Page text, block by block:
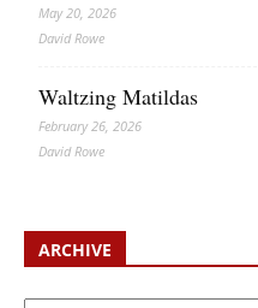
May 20, 2026
David Rowe
Waltzing Matildas
February 26, 2026
David Rowe
ARCHIVE
Archive